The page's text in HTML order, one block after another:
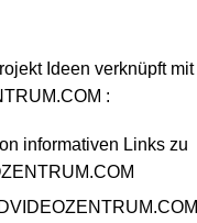
Ideen verknüpft mit
:
informativen Links zu